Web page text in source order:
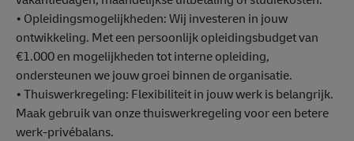
• Opleidingsmogelijkheden: Wij investeren in jouw
ontwikkeling. Met een persoonlijk opleidingsbudget van
€1.000 en mogelijkheden tot interne opleiding,
ondersteunen we jouw groei binnen de organisatie.
• Thuiswerkregeling: Flexibiliteit in jouw werk is belangrijk.
Maak gebruik van onze thuiswerkregeling voor een betere
werk-privébalans.